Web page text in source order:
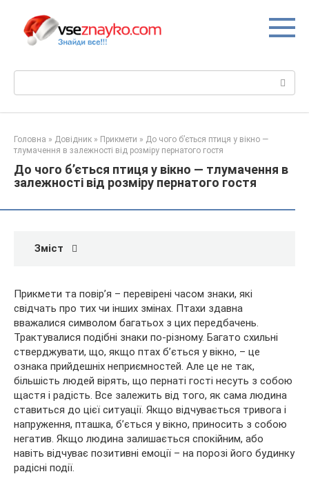
вмісту
Головна » Довідник » Прикмети » До чого б’ється птиця у вікно —
тлумачення в залежності від розміру пернатого гостя
До чого б’ється птиця у вікно — тлумачення в
залежності від розміру пернатого гостя
Зміст
Прикмети та повір’я – перевірені часом знаки, які
свідчать про тих чи інших змінах. Птахи здавна
вважалися символом багатьох з цих передбачень.
Трактувалися подібні знаки по-різному. Багато схильні
стверджувати, що, якщо птах б’ється у вікно, – це
ознака прийдешніх неприємностей. Але це не так,
більшість людей вірять, що пернаті гості несуть з собою
щастя і радість. Все залежить від того, як сама людина
ставиться до цієї ситуації. Якщо відчувається тривога і
напруження, пташка, б’ється у вікно, приносить з собою
негатив. Якщо людина залишається спокійним, або
навіть відчуває позитивні емоції – на порозі його будинку
радісні події.